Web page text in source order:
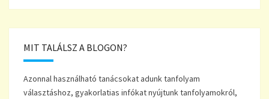
MIT TALÁLSZ A BLOGON?
Azonnal használható tanácsokat adunk tanfolyam
választáshoz, gyakorlatias infókat nyújtunk tanfolyamokról,